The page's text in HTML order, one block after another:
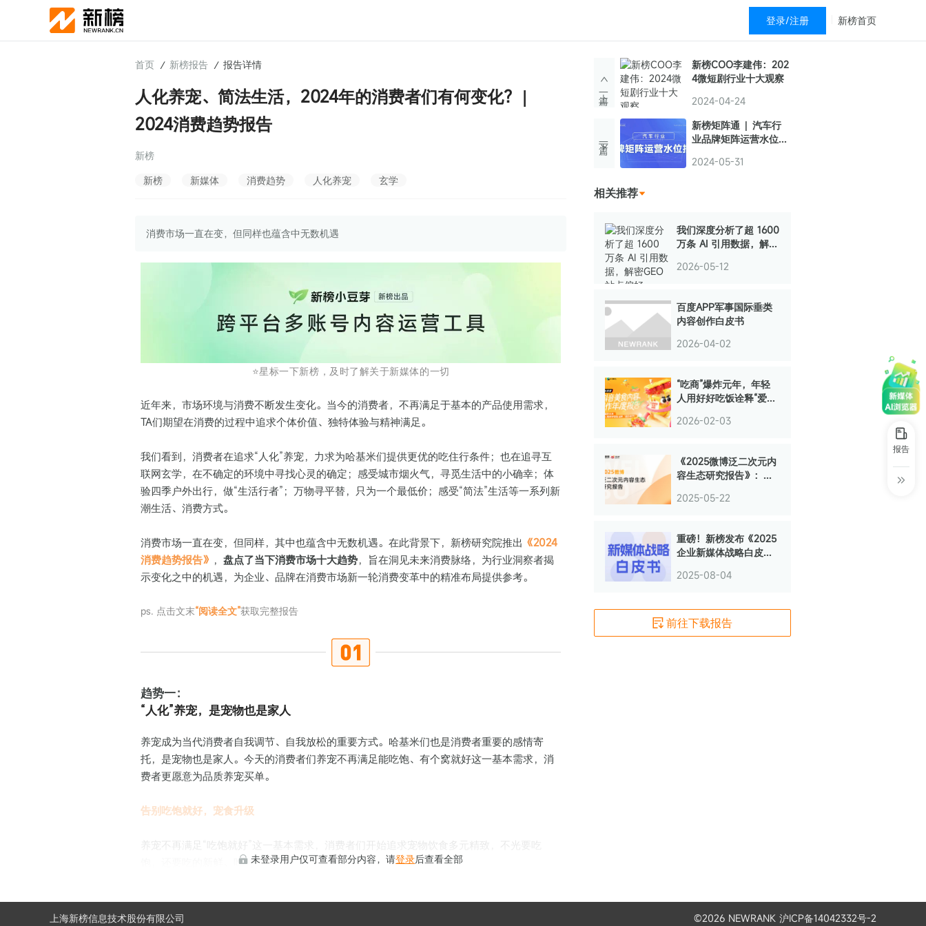
首页 / 新榜报告 / 报告详情
人化养宠、简法生活，2024年的消费者们有何变化？|
2024消费趋势报告
新榜
新榜
新媒体 消费趋势 人化养宠 玄学
消费市场一直在变，但同样也蕴含中无数机遇
⭐️星标一下新榜，及时了解关于新媒体的一切
近年来，市场环境与消费不断发生变化。当今的消费者，不再满足于基本的产品使用需求，
TA们期望在消费的过程中追求个体价值、独特体验与精神满足。
我们看到，消费者在追求“人化”养宠，力求为哈基米们提供更优的吃住行条件；也在追寻互
联网玄学，在不确定的环境中寻找心灵的确定；感受城市烟火气，寻觅生活中的小确幸；体
验四季户外出行，做“生活行者”；万物寻平替，只为一个最低价；感受“简法”生活等一系列新
潮生活、消费方式。
消费市场一直在变，但同样，其中也蕴含中无数机遇。在此背景下，新榜研究院推出 《2024
消费趋势报告》 ， 盘点了当下消费市场十大趋势，旨在洞见未来消费脉络，为行业洞察者揭
示变化之中的机遇，为企业、品牌在消费市场新一轮消费变革中的精准布局提供参考。
ps. 点击文末“阅读全文”获取完整报告
趋势一：
“人化”养宠，是宠物也是家人
养宠成为当代消费者自我调节、自我放松的重要方式。哈基米们也是消费者重要的感情寄
托，是宠物也是家人。今天的消费者们养宠不再满足能吃饱、有个窝就好这一基本需求，消
费者更愿意为品质养宠买单。
告别吃饱就好，宠食升级
养宠不再满足“吃饱就好”这一基本需求，消费者们开始追求宠物饮食多元精致，不光要吃
饱，还要吃的新鲜、吃的丰富、吃得健康。
未登录用户仅可查看部分内容，请登录后查看全部
新榜COO李建伟：202
4微短剧行业十大观察
2024-04-24
新榜矩阵通 | 汽车行
业品牌矩阵运营水位报
2024-05-31
相关推荐
我们深度分析了超 1600
万条 AI 引用数据，解密
2026-05-12
百度APP军事国际垂类
内容创作白皮书
2026-04-02
“吃商”爆炸元年，年轻
人用好好吃饭诠释“爱你
内容创作年度报告
2026-02-03
《2025微博泛二次元内
容生态研究报告》：微
链
2025-05-22
重磅！新榜发布《2025
企业新媒体战略白皮
2025-08-04
前往下载报告
登录/注册 新榜首页
报告
上海新榜信息技术股份有限公司 ©2026 NEWRANK 沪ICP备14042332号-2